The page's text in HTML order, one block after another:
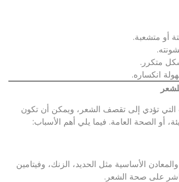
أو متشعبة.
متكرر.
انكساره.
التي تؤدي إلى تقصف الشعر، ويمكن أن تكون
أو الصحة العامة. فيما يلي أهم الأسباب:
الأساسية مثل الحديد، الزنك، وفيتامين